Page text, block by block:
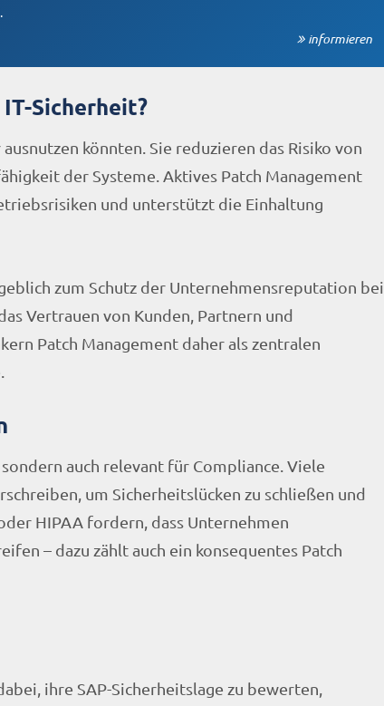
informieren
Sicherheit?
könnten. Sie reduzieren das Risiko von
der Systeme. Aktives Patch Management
und unterstützt die Einhaltung
zum Schutz der Unternehmensreputation bei.
Vertrauen von Kunden, Partnern und
Patch Management daher als zentralen
auch relevant für Compliance. Viele
um Sicherheitslücken zu schließen und
HIPAA fordern, dass Unternehmen
– dazu zählt auch ein konsequentes Patch
ihre SAP-Sicherheitslage zu bewerten,